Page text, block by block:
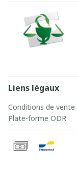
Liens légaux
Conditions de vente
Plate-forme ODR